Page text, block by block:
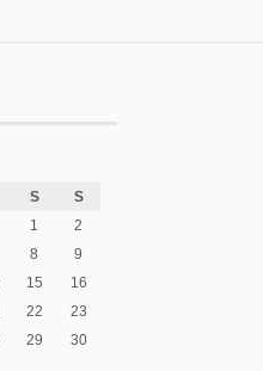
S
S
1
2
8
9
15
16
22
23
29
30